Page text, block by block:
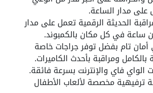
على مدار الساعة.
الحديثة الرقمية تعمل على مدار
ساعة في كل مكان بالكمبوند.
تام بفضل توفر جراجات خاصة
بالكامل ومراقبة بأحدث الكاميرات.
الواي فاي والإنترنت بسرعة فائقة.
ترفيهية مخصصة لألعاب الأطفال